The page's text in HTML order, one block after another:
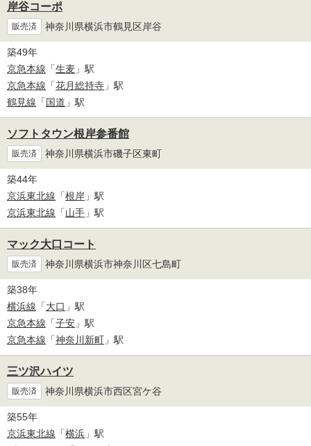
岸谷コーポ
販売済 神奈川県横浜市鶴見区岸谷
築49年
京急本線 「生麦 」駅
京急本線 「花月総持寺 」駅
鶴見線 「 国道 」駅
ソフトタウン根岸参番館
販売済 神奈川県横浜市磯子区東町
築44年
京浜東北線 「根岸 」駅
京浜東北線 「山手 」駅
マック大口コート
販売済 神奈川県横浜市神奈川区七島町
築38年
横浜線 「大口 」駅
京急本線 「子安 」駅
京急本線 「神奈川新町 」駅
三ツ沢ハイツ
販売済 神奈川県横浜市西区宮ケ谷
築55年
京浜東北線 「横浜 」駅